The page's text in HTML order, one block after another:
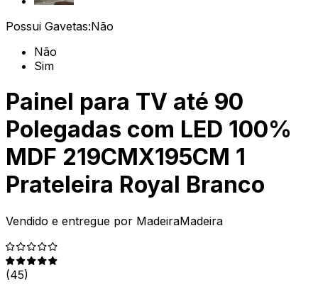
Possui Gavetas:Não
Não
Sim
Painel para TV até 90
Polegadas com LED 100%
MDF 219CMX195CM 1
Prateleira Royal Branco
Vendido e entregue por MadeiraMadeira
(45)